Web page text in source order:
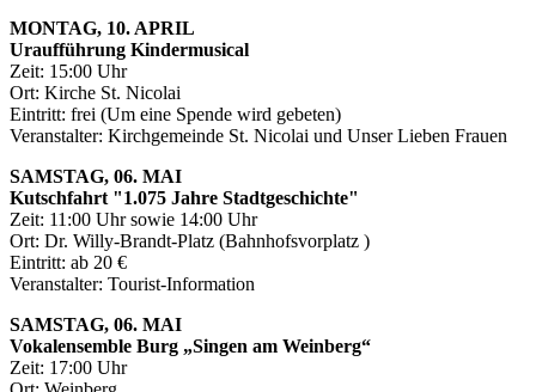
MONTAG, 10. APRIL
Uraufführung Kindermusical
Zeit: 15:00 Uhr
Ort: Kirche St. Nicolai
Eintritt: frei (Um eine Spende wird gebeten)
Veranstalter: Kirchgemeinde St. Nicolai und Unser Lieben Frauen
SAMSTAG, 06. MAI
Kutschfahrt "1.075 Jahre Stadtgeschichte"
Zeit: 11:00 Uhr sowie 14:00 Uhr
Ort: Dr. Willy-Brandt-Platz (Bahnhofsvorplatz )
Eintritt: ab 20 €
Veranstalter: Tourist-Information
SAMSTAG, 06. MAI
Vokalensemble Burg „Singen am Weinberg“
Zeit: 17:00 Uhr